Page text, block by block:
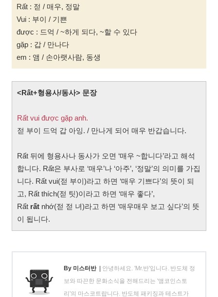
Rất : 젇 / 매우, 정말
Vui : 부이 / 기쁜
được : 드억 / ~하게 되다, ~할 수 있다
gặp : 갑 / 만나다
em : 앰 / 손아랫사람, 동생
<Rất+형용사/동사> 문장
Rất vui được gặp anh.
젇 부이 드억 갑 아잉. / 만나게 되어 매우 반갑습니다.
Rất 뒤에 형용사나 동사가 오면 ‘매우 ~합니다’라고 해석
합니다. Rất은 부사로 ‘매우’나 ‘아주’, ‘정말’의 의미를 가집
니다. Rất vui(젇 부이)라고 하면 ‘매우 기쁘다’의 뜻이 되
고, Rất thích(젇 팃)이라고 하면 ‘매우 좋다’,
Rất rất nhớ(젇 젇 녀)라고 하면 ‘매우매우 보고 싶다’의 뜻
이 됩니다.
By 미스터반 | 안녕하세요. 'Mr.반'입니다. 반도체 정
보와 따끈한 문화소식을 전해드리는 '앰코인스토
리'의 마스코트랍니다. 반도체 패키징과 테스트가